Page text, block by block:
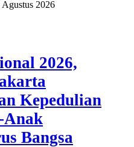
Agustus 2026
2026,
Kepedulian
Anak
Bangsa